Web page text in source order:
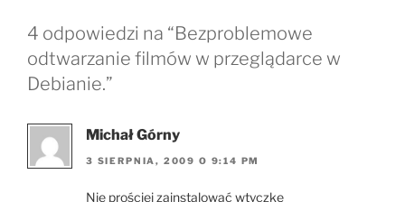
4 odpowiedzi na “Bezproblemowe
odtwarzanie filmów w przeglądarce w
Debianie.”
Michał Górny
3 SIERPNIA, 2009 O 9:14 PM
Nie prościej zainstalować wtyczkę